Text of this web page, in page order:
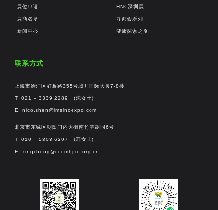
展位申请
展商名录
新闻中心
HNC深圳展
寻商会系列
健康探索之旅
联系方式
上海市徐汇区虹桥路355号城开国际大厦7-8楼
T: 021 – 3339 2289 (沈女士)
E: nico.shen@imsinoexpo.com
北京市东城区朝阳门内大街南竹竿胡同6号
T: 010 – 5803 6297 (邢女士)
E: xingcheng@cccmhpie.org.cn